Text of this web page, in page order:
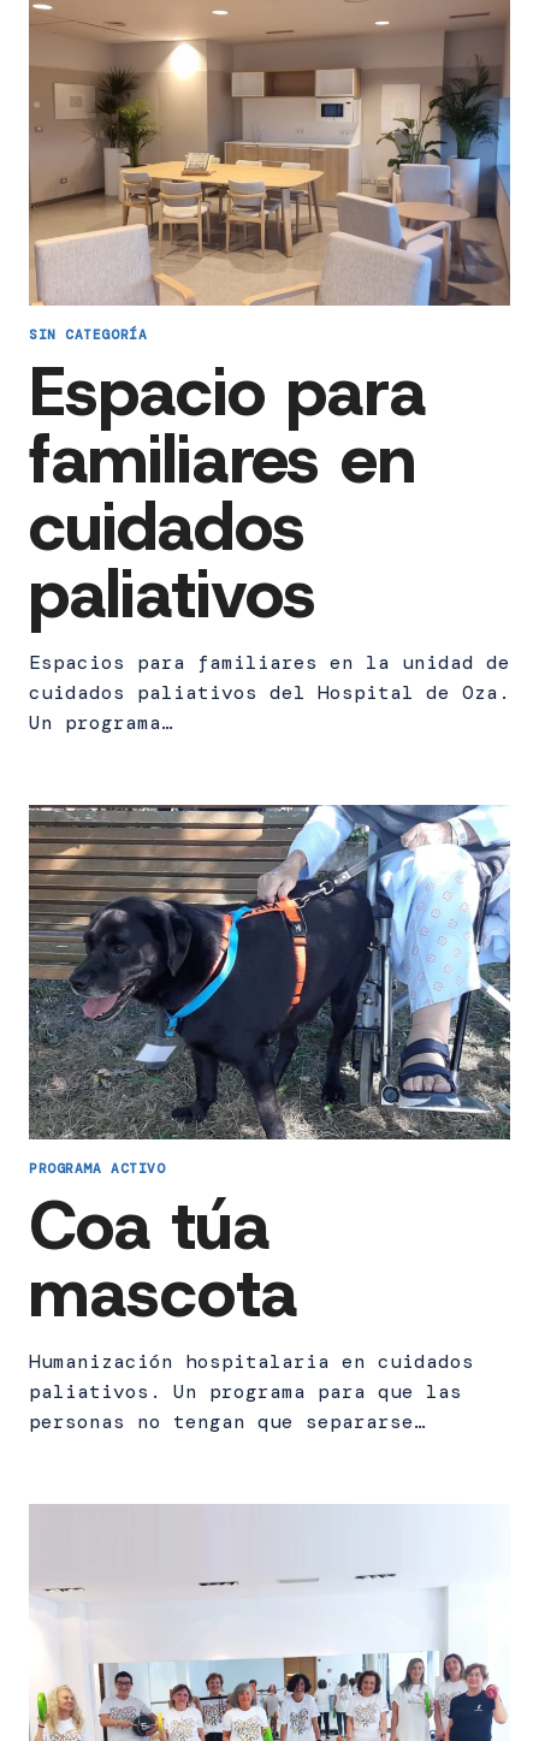
SIN CATEGORÍA
Espacio para
familiares en
cuidados
paliativos
Espacios para familiares en la unidad de
cuidados paliativos del Hospital de Oza.
Un programa…
PROGRAMA ACTIVO
Coa túa
mascota
Humanización hospitalaria en cuidados
paliativos. Un programa para que las
personas no tengan que separarse…